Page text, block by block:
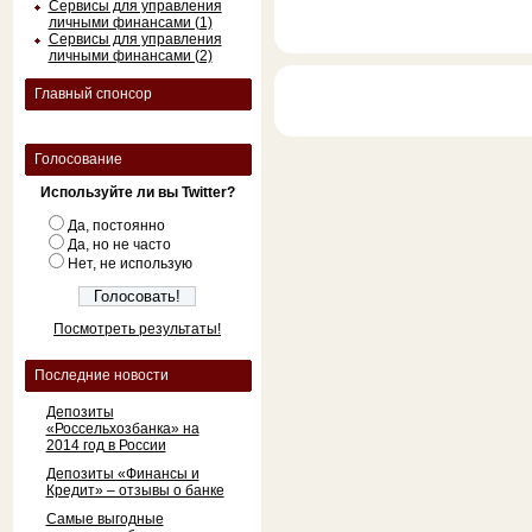
Сервисы для управления
личными финансами (1)
Сервисы для управления
личными финансами (2)
Главный спонсор
Голосование
Используйте ли вы Twitter?
Да, постоянно
Да, но не часто
Нет, не использую
Посмотреть результаты!
Последние новости
Депозиты
«Россельхозбанка» на
2014 год в России
Депозиты «Финансы и
Кредит» – отзывы о банке
Самые выгодные